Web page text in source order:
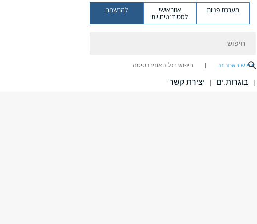
מערכת פניות אזור אישי
לסטודנטים.יות
להרשמה
חיפוש באתר זה חיפוש בכל האוניברסיטה
| בוגרות.ים | יצירת קשר